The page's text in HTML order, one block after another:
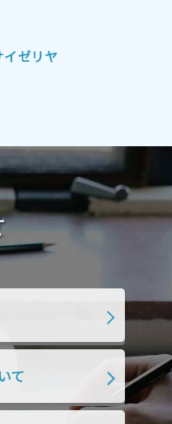
2021年11月
2020年11月
2020年8月
2020年5月
2020年2月
イゼリヤ
て